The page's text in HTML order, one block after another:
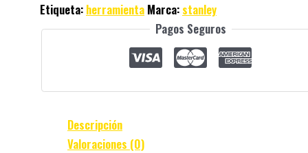
Etiqueta: herramienta Marca: stanley
Pagos Seguros
Descripción
Valoraciones (0)